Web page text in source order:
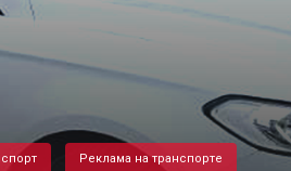
Реклама на транспорте